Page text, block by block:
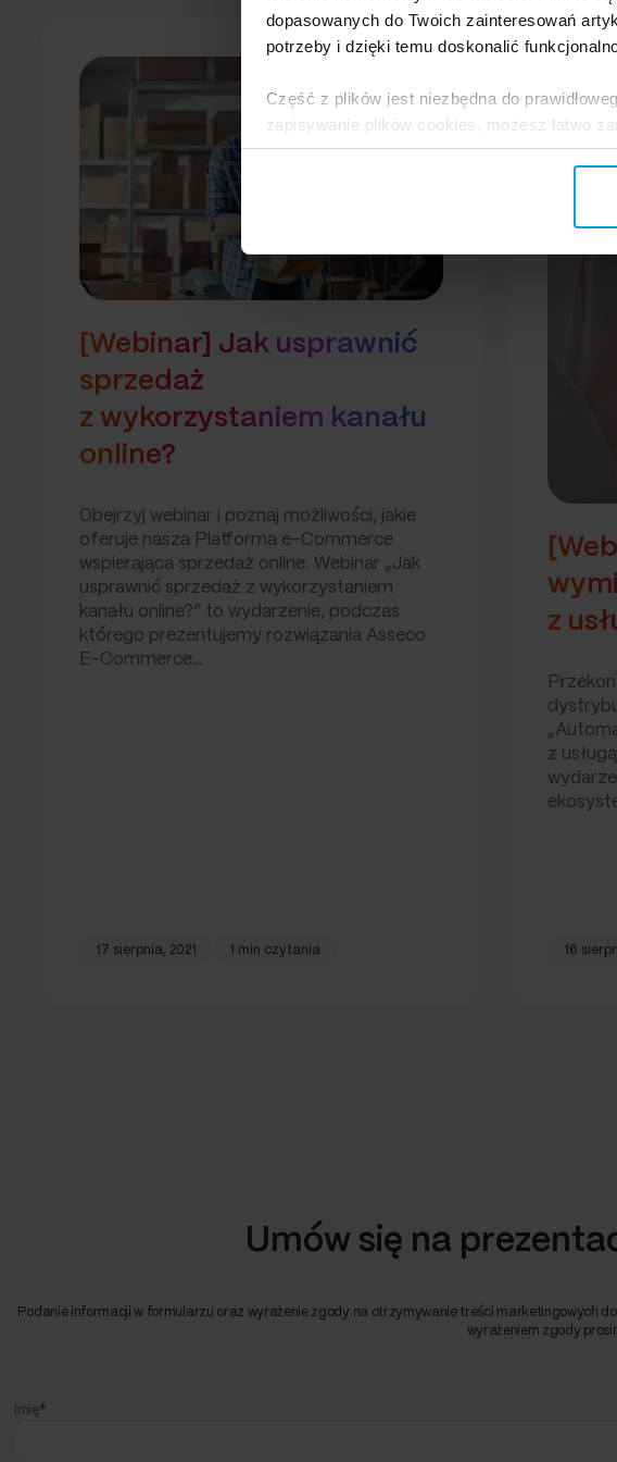
dopasowanych do Twoich zainteresowań
potrzeby i dzięki temu doskonalić
Część z plików jest niezbędna do
zapisywanie plików cookies, możesz łatwo
lub po wybraniu opcji Zarządzaj cookies.
Dowiedz się więcej o tym, jak Google
[Webinar] Jak usprawnić
sprzedaż
z wykorzystaniem kanału
online?
Obejrzyj webinar i poznaj możliwości, jakie
oferuje nasza Platforma e-Commerce
wspierająca sprzedaż online. Webinar „Jak
usprawnić sprzedaż z wykorzystaniem
kanału online?” to wydarzenie, podczas
którego prezentujemy rozwiązania Asseco
E-Commerce…
17 sierpnia, 2021 1 min czytania
z
z
16
Umów się na
Podanie informacji w formularzu oraz wyrażenie zgody na otrzymywanie treści marketingowych
wyrażeniem zgody
Imię*